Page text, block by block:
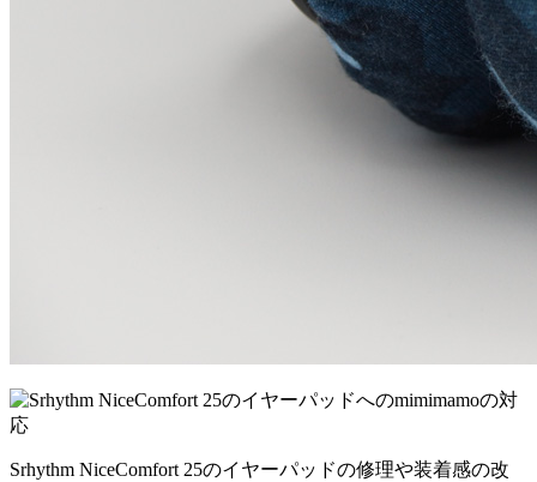
Srhythm NiceComfort 25のイヤーパッドの修理や装着感の改